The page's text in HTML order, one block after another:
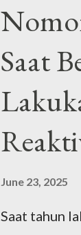
Saat
June 23, 2025
Saat tahun